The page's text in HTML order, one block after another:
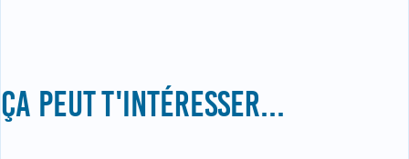
ÇA PEUT T'INTÉRESSER...